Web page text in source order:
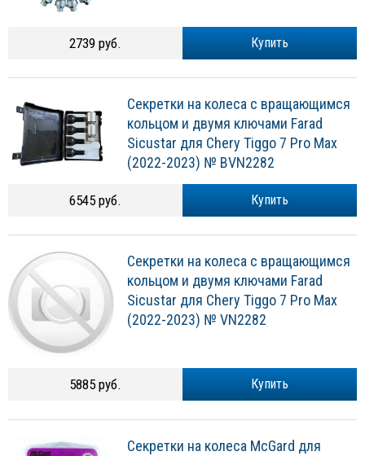
Купить
2739 руб.
Секретки на колеса с вращающимся
кольцом и двумя ключами Farad
Sicustar для Chery Tiggo 7 Pro Max
(2022-2023) № BVN2282
Купить
6545 руб.
Секретки на колеса с вращающимся
кольцом и двумя ключами Farad
Sicustar для Chery Tiggo 7 Pro Max
(2022-2023) № VN2282
Купить
5885 руб.
Секретки на колеса McGard для